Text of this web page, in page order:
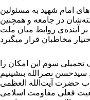
امام شهید به مسئولین
در جامعه و همچنین
آینده‌ی روابط میان ملت
گذاشته شده بود اما سیر حوادث و تنش‌های سنگین لبنان و بعد هم جنگ ۱۲ روزه و جنگ تحمیلی سوم این امکان را
حضرت آیت‌الله العظمی
فعلی مقاومت اسلامی